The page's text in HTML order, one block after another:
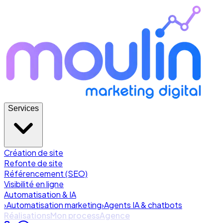
Services
Création de site
Refonte de site
Référencement (SEO)
Visibilité en ligne
Automatisation & IA
›Automatisation marketing›Agents IA & chatbots
RéalisationsMon processAgence